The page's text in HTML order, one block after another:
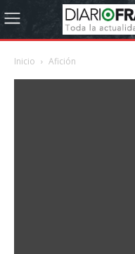
Inicio Afición